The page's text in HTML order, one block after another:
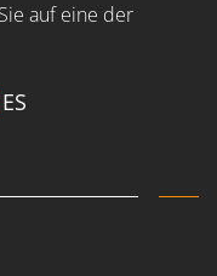
auf eine der
ES